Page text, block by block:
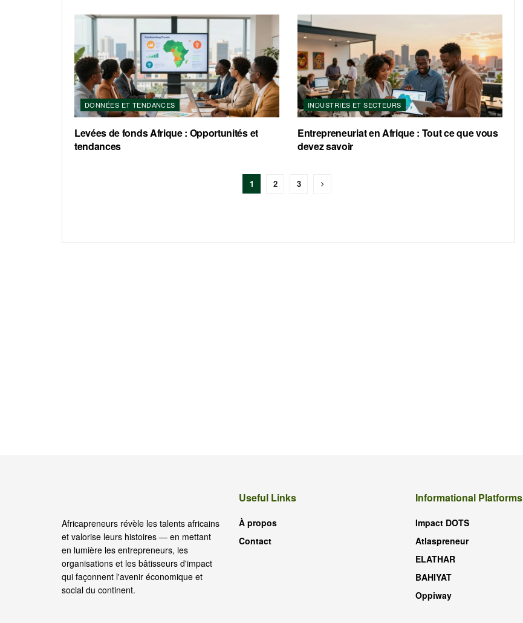
DONNÉES ET TENDANCES
Levées de fonds Afrique : Opportunités et
tendances
INDUSTRIES ET SECTEURS
Entrepreneuriat en Afrique : Tout ce que vous
devez savoir
1 2 3
Africapreneurs révèle les talents africains
et valorise leurs histoires — en mettant
en lumière les entrepreneurs, les
organisations et les bâtisseurs d'impact
qui façonnent l'avenir économique et
social du continent.
Useful Links
À propos
Contact
Informational Platforms
Impact DOTS
Atlaspreneur
ELATHAR
BAHIYAT
Oppiway